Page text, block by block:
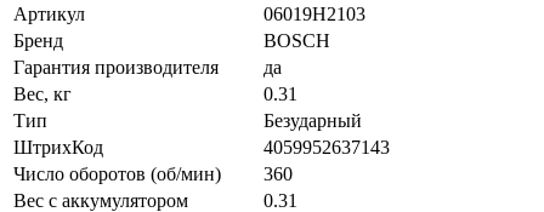
Артикул
06019H2103
Бренд
BOSCH
Гарантия производителя
да
Вес, кг
0.31
Тип
Безударный
ШтрихКод
4059952637143
Число оборотов (об/мин)
360
Вес с аккумулятором
0.31